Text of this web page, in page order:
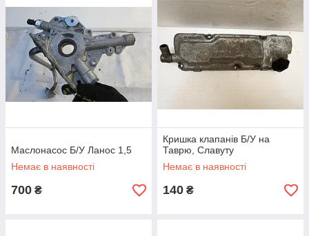
Маслонасос Б/У Ланос 1,5
Немає в наявності
700 ₴
Кришка клапанів Б/У на
Таврю, Славуту
Немає в наявності
140 ₴